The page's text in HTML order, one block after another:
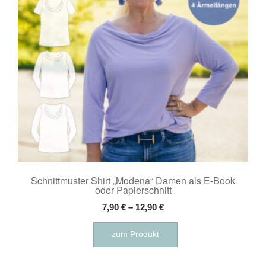
auf
der
Produktseite
werden
Schnittmuster Shirt „Modena“ Damen als E-Book
oder Papierschnitt
7,90 € – 12,90 €
zum Produkt
Dieses
weist